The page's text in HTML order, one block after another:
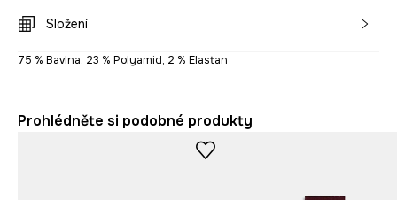
Složení
75 % Bavlna, 23 % Polyamid, 2 % Elastan
Prohlédněte si podobné produkty